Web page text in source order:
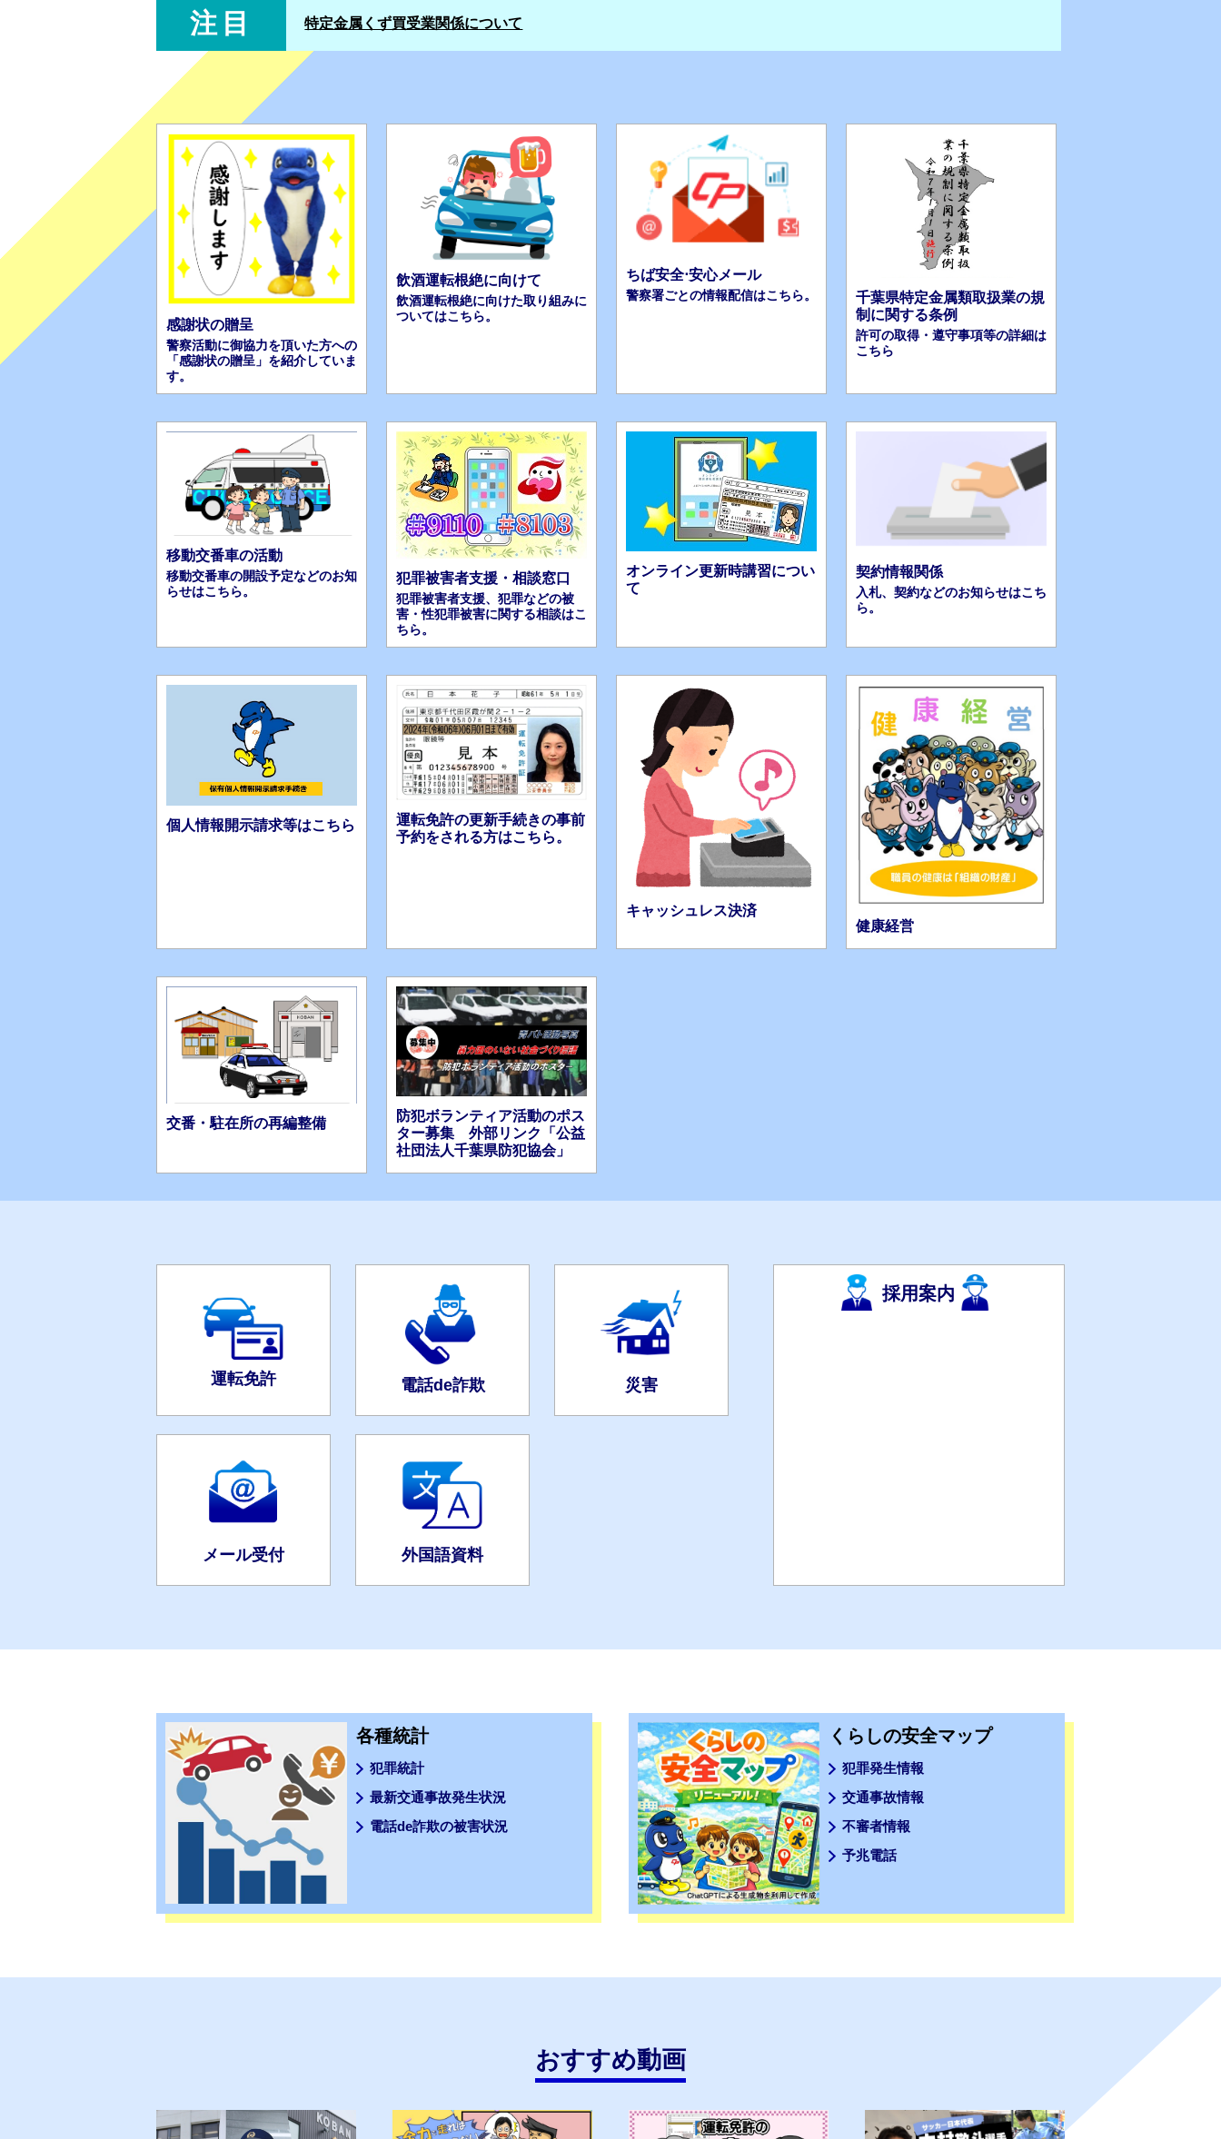
注目 特定金属くず買受業関係について
感謝状の贈呈
警察活動に御協力を頂いた方への
「感謝状の贈呈」を紹介していま
す。
飲酒運転根絶に向けて
飲酒運転根絶に向けた取り組みに
ついてはこちら。
ちば安全⋅安心メール
警察署ごとの情報配信はこちら。
千葉県特定金属類取扱業の規
制に関する条例
許可の取得・遵守事項等の詳細は
こちら
移動交番車の活動
移動交番車の開設予定などのお知
らせはこちら。
犯罪被害者支援・相談窓口
犯罪被害者支援、犯罪などの被
害・性犯罪被害に関する相談はこ
ちら。
オンライン更新時講習につい
て
契約情報関係
入札、契約などのお知らせはこち
ら。
個人情報開示請求等はこちら
運転免許の更新手続きの事前
予約をされる方はこちら。
キャッシュレス決済
健康経営
交番・駐在所の再編整備
防犯ボランティア活動のポス
ター募集 外部リンク「公益
社団法人千葉県防犯協会」
運転免許 電話de詐欺 災害
メール受付 外国語資料
採用案内
各
種
ち
ら
各種統計
犯罪統計
最新交通事故発生状況
電話de詐欺の被害状況
く
ら
し
の
安
全
マ
ッ
プ
くらしの安全マップ
犯罪発生情報
交通事故情報
不審者情報
予兆電話
おすすめ動画